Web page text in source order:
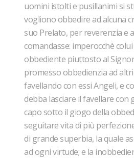
uomini istolti e pusillanimi si
vogliono obbedire ad alcuna
suo Prelato, per reverenzia e
comandasse: imperocchè
obbediente piuttosto al
promesso obbedienzia ad
favellando con essi Angeli, e
debba lasciare il favellare con
capo sotto il giogo della
seguitare vita di più
di grande superbia, la quale
ad ogni virtude; e la